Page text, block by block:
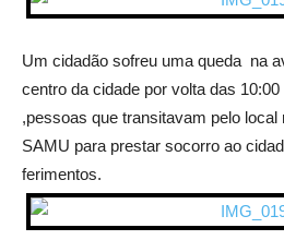
Um cidadão sofreu uma queda na
centro da cidade por volta das
,pessoas que transitavam pelo
SAMU para prestar socorro ao
ferimentos.